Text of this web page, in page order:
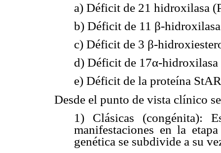
a) Déficit de 21 hidroxilasa
b) Déficit de 11 β-
c) Déficit de 3 β-
d) Déficit de 17α-hidroxilasa
e) Déficit de la proteína
Desde el punto de vista clínico
1) Clásicas (congénita):
manifestaciones en la
genética se subdivide a su